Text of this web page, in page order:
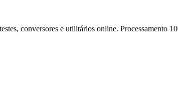
conversores e utilitários online. Processamento